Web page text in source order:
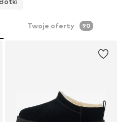
Twoje oferty 90